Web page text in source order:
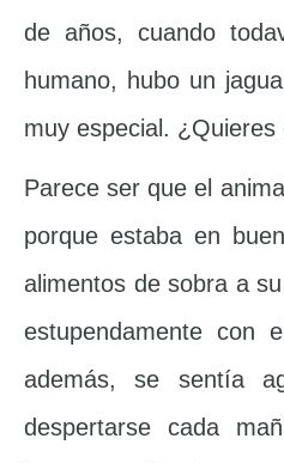
de años, cuando
humano, hubo un
muy especial.
Parece ser que el
porque estaba en
alimentos de sobra a
estupendamente con
además, se sentía
despertarse cada